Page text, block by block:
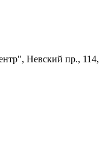
Невский пр., 114,